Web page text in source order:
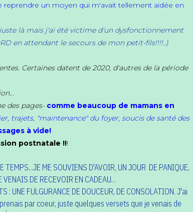
reprendre un moyen qui m'avait tellement aidée en
là mais j'ai été victime d'un dysfonctionnement
en attendant le secours de mon petit-fils!!!!..)
Certaines datent de 2020, d'autres de la période
..
des pages- comme beaucoup de mamans en
trajets, "maintenance" du foyer, soucis de santé des
à vide!
postnatale !!!
TEMPS...JE ME SOUVIENS D'AVOIR, UN JOUR DE PANIQUE,
DE RECEVOIR EN CADEAU...
: UNE FULGURANCE DE DOUCEUR, DE CONSOLATION. J'ai
par coeur, juste quelques versets que je venais de